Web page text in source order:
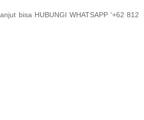
bisa HUBUNGI WHATSAPP '+62 812